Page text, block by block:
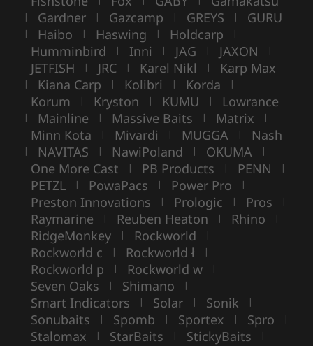
| Gardner | Gazcamp | GREYS | GURU
| Haibo | Haswing | Holdcarp |
Humminbird | Inni | JAG | JAXON |
JETFISH | JRC | Karel Nikl | Karp Max
| Kiana Carp | Kolibri | Korda |
Korum | Kryston | KUMU | Lowrance
| Mainline | Massive Baits | Matrix |
Minn Kota | Mivardi | MUGGA | Nash
| NAVITAS | NawiPoland | OKUMA |
One More Cast | PB Products | PENN |
PETZL | PowaPacs | Power Pro |
Preston Innovations | Prologic | Pros |
Raymarine | Reuben Heaton | Rhino |
RidgeMonkey | Rockworld |
Rockworld c | Rockworld ł |
Rockworld p | Rockworld w |
Seven Oaks | Shimano |
Smart Indicators | Solar | Sonik |
Sonubaits | Spomb | Sportex | Spro |
Stalomax | StarBaits | StickyBaits |